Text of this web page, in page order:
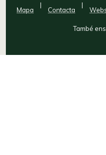
Mapa
|
Contacta
|
També